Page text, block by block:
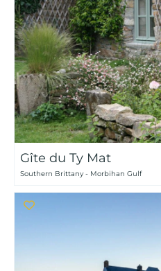
Gîte du Ty Mat
Southern Brittany - Morbihan Gulf